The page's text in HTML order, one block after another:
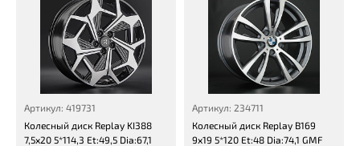
Артикул: 419731
Колесный диск Replay KI388
7,5x20 5*114,3 Et:49,5 Dia:67,1
Артикул: 234711
Колесный диск Replay B169
9x19 5*120 Et:48 Dia:74,1 GMF